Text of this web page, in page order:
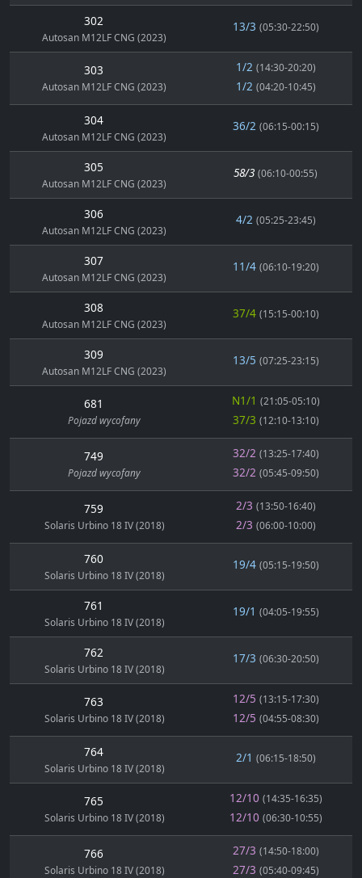
302
Autosan M12LF CNG (2023)
13/3 (05:30-22:50)
303
Autosan M12LF CNG (2023)
1/2 (14:30-20:20)
1/2 (04:20-10:45)
304
Autosan M12LF CNG (2023)
36/2 (06:15-00:15)
305
Autosan M12LF CNG (2023)
58/3 (06:10-00:55)
306
Autosan M12LF CNG (2023)
4/2 (05:25-23:45)
307
Autosan M12LF CNG (2023)
11/4 (06:10-19:20)
308
Autosan M12LF CNG (2023)
37/4 (15:15-00:10)
309
Autosan M12LF CNG (2023)
13/5 (07:25-23:15)
681
Pojazd wycofany
N1/1 (21:05-05:10)
37/3 (12:10-13:10)
749
Pojazd wycofany
32/2 (13:25-17:40)
32/2 (05:45-09:50)
759
Solaris Urbino 18 IV (2018)
2/3 (13:50-16:40)
2/3 (06:00-10:00)
760
Solaris Urbino 18 IV (2018)
19/4 (05:15-19:50)
761
Solaris Urbino 18 IV (2018)
19/1 (04:05-19:55)
762
Solaris Urbino 18 IV (2018)
17/3 (06:30-20:50)
763
Solaris Urbino 18 IV (2018)
12/5 (13:15-17:30)
12/5 (04:55-08:30)
764
Solaris Urbino 18 IV (2018)
2/1 (06:15-18:50)
765
Solaris Urbino 18 IV (2018)
12/10 (14:35-16:35)
12/10 (06:30-10:55)
766
Solaris Urbino 18 IV (2018)
27/3 (14:50-18:00)
27/3 (05:40-09:45)